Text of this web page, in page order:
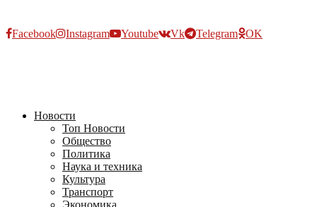
Facebook Instagram Youtube Vk Telegram
OK
Новости
Топ Новости
Общество
Политика
Наука и техника
Культура
Транспорт